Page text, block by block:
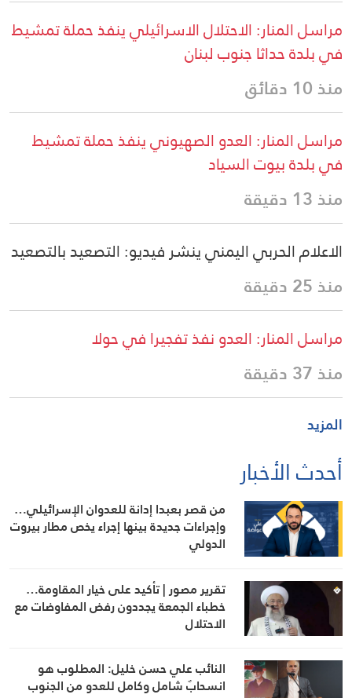
مراسل المنار: الاحتلال الاسرائيلي ينفذ حملة تمشيط
في بلدة حداثا جنوب لبنان
منذ 10 دقائق
مراسل المنار: العدو الصهيوني ينفذ حملة تمشيط
في بلدة بيوت السياد
منذ 13 دقيقة
الاعلام الحربي اليمني ينشر فيديو: التصعيد بالتصعيد
منذ 25 دقيقة
مراسل المنار: العدو نفذ تفجيرا في حولا
منذ 37 دقيقة
المزيد
أحدث الأخبار
من قصر بعبدا إدانة للعدوان الإسرائيلي…
وإجراءات جديدة بينها إجراء يخص مطار بيروت
الدولي
تقرير مصور | تأكيد على خيار المقاومة…
خطباء الجمعة يجددون رفض المفاوضات مع
الاحتلال
النائب علي حسن خليل: المطلوب هو
انسحابٌ شامل وكامل للعدو من الجنوب